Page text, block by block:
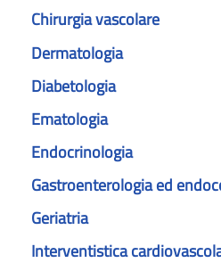
Chirurgia vascolare
Dermatologia
Diabetologia
Ematologia
Endocrinologia
Gastroenterologia ed
Geriatria
Interventistica